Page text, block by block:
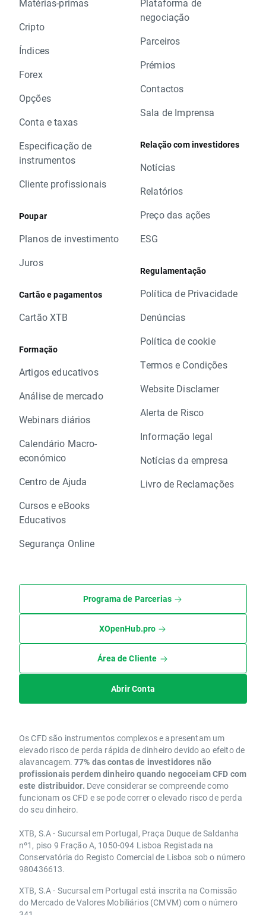
Matérias-primas
Cripto
Índices
Forex
Opções
Conta e taxas
Especificação de
instrumentos
Cliente profissionais
Poupar
Planos de investimento
Juros
Cartão e pagamentos
Cartão XTB
Formação
Artigos educativos
Análise de mercado
Webinars diários
Calendário Macro-
económico
Centro de Ajuda
Cursos e eBooks
Educativos
Segurança Online
Plataforma de
negociação
Parceiros
Prémios
Contactos
Sala de Imprensa
Relação com investidores
Notícias
Relatórios
Preço das ações
ESG
Regulamentação
Política de Privacidade
Denúncias
Política de cookie
Termos e Condições
Website Disclamer
Alerta de Risco
Informação legal
Notícias da empresa
Livro de Reclamações
Programa de Parcerias
XOpenHub.pro
Área de Cliente
Abrir Conta
Os CFD são instrumentos complexos e apresentam um
elevado risco de perda rápida de dinheiro devido ao efeito de
alavancagem. 77% das contas de investidores não
profissionais perdem dinheiro quando negoceiam CFD com
este distribuidor. Deve considerar se compreende como
funcionam os CFD e se pode correr o elevado risco de perda
do seu dinheiro.
XTB, S.A - Sucursal em Portugal, Praça Duque de Saldanha
nº1, piso 9 Fração A, 1050-094 Lisboa Registada na
Conservatória do Registo Comercial de Lisboa sob o número
980436613.
XTB, S.A - Sucursal em Portugal está inscrita na Comissão
do Mercado de Valores Mobiliários (CMVM) com o número